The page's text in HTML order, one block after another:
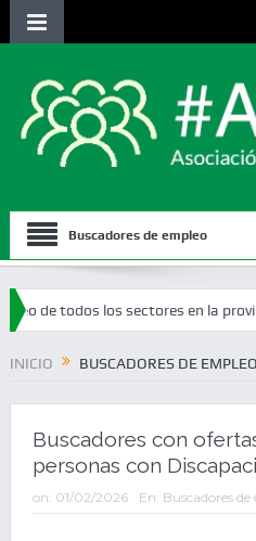
Buscadores de empleo
los sectores en la provincia de
INICIO BUSCADORES DE EMPLEO
Buscadores con
personas con
on: 01/02/2026 En: Buscadores